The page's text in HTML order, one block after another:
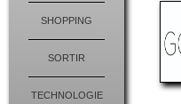
SHOPPING
SORTIR
TECHNOLOGIE